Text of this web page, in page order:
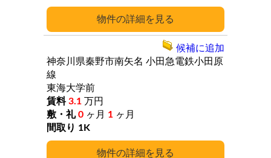
詳細
詳細
神奈川県秦野市南矢名 小田急電鉄小田原
線
東海大学前
3.1 万円
0 ヶ月 1 ヶ月
1K
候補に追加